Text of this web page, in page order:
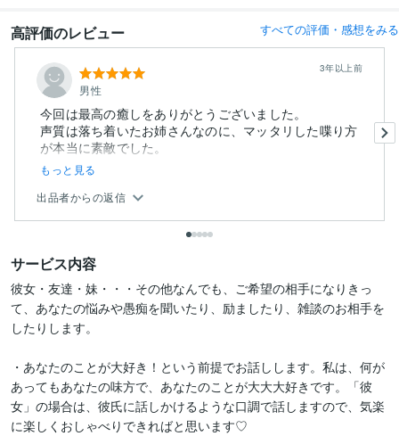
高評価のレビュー すべての評価・感想をみる
男性
3年以上前
今回は最高の癒しをありがとうございました。
声質は落ち着いたお姉さんなのに、マッタリした喋り方
が本当に素敵でした。
...
もっと見る
出品者からの返信
サービス内容
彼女・友達・妹・・・その他なんでも、ご希望の相手になりきっ
て、あなたの悩みや愚痴を聞いたり、励ましたり、雑談のお相手を
したりします。
・あなたのことが大好き！という前提でお話しします。私は、何が
あってもあなたの味方で、あなたのことが大大大好きです。「彼
女」の場合は、彼氏に話しかけるような口調で話しますので、気楽
に楽しくおしゃべりできればと思います♡